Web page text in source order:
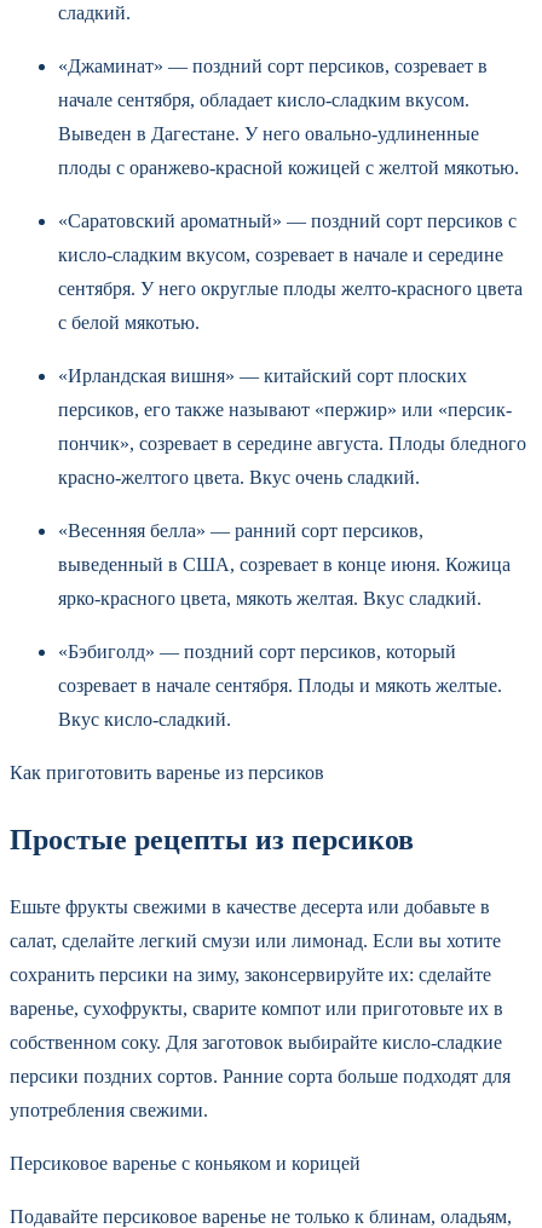
сладкий.
«Джаминат» — поздний сорт персиков, созревает в
начале сентября, обладает кисло-сладким вкусом.
Выведен в Дагестане. У него овально-удлиненные
плоды с оранжево-красной кожицей с желтой мякотью.
«Саратовский ароматный» — поздний сорт персиков с
кисло-сладким вкусом, созревает в начале и середине
сентября. У него округлые плоды желто-красного цвета
с белой мякотью.
«Ирландская вишня» — китайский сорт плоских
персиков, его также называют «пержир» или «персик-
пончик», созревает в середине августа. Плоды бледного
красно-желтого цвета. Вкус очень сладкий.
«Весенняя белла» — ранний сорт персиков,
выведенный в США, созревает в конце июня. Кожица
ярко-красного цвета, мякоть желтая. Вкус сладкий.
«Бэбиголд» — поздний сорт персиков, который
созревает в начале сентября. Плоды и мякоть желтые.
Вкус кисло-сладкий.
Как приготовить варенье из персиков
Простые рецепты из персиков
Ешьте фрукты свежими в качестве десерта или добавьте в
салат, сделайте легкий смузи или лимонад. Если вы хотите
сохранить персики на зиму, законсервируйте их: сделайте
варенье, сухофрукты, сварите компот или приготовьте их в
собственном соку. Для заготовок выбирайте кисло-сладкие
персики поздних сортов. Ранние сорта больше подходят для
употребления свежими.
Персиковое варенье с коньяком и корицей
Подавайте персиковое варенье не только к блинам, оладьям,